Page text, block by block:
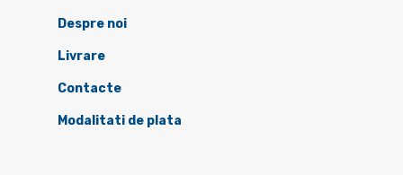
Despre noi
Livrare
Contacte
Modalitati de plata